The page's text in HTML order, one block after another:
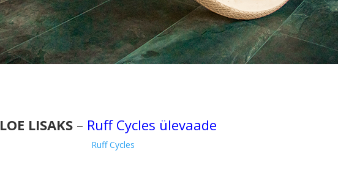
LOE LISAKS– Ruff Cycles ülevaade